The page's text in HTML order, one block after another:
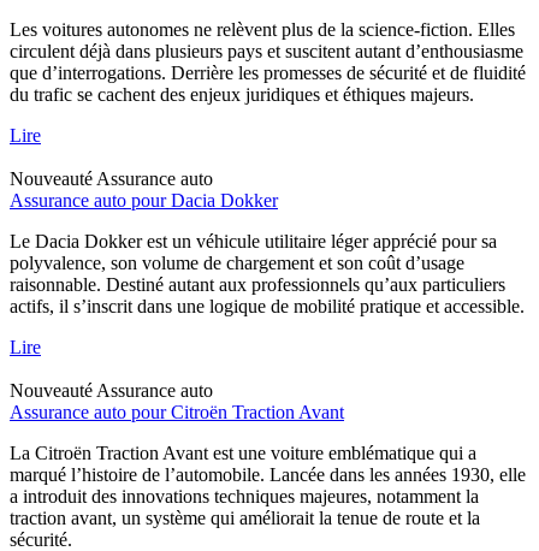
Les voitures autonomes ne relèvent plus de la science-fiction. Elles
circulent déjà dans plusieurs pays et suscitent autant d’enthousiasme
que d’interrogations. Derrière les promesses de sécurité et de fluidité
du trafic se cachent des enjeux juridiques et éthiques majeurs.
Lire
Nouveauté Assurance auto
Assurance auto pour Dacia Dokker
Le Dacia Dokker est un véhicule utilitaire léger apprécié pour sa
polyvalence, son volume de chargement et son coût d’usage
raisonnable. Destiné autant aux professionnels qu’aux particuliers
actifs, il s’inscrit dans une logique de mobilité pratique et accessible.
Lire
Nouveauté Assurance auto
Assurance auto pour Citroën Traction Avant
La Citroën Traction Avant est une voiture emblématique qui a
marqué l’histoire de l’automobile. Lancée dans les années 1930, elle
a introduit des innovations techniques majeures, notamment la
traction avant, un système qui améliorait la tenue de route et la
sécurité.